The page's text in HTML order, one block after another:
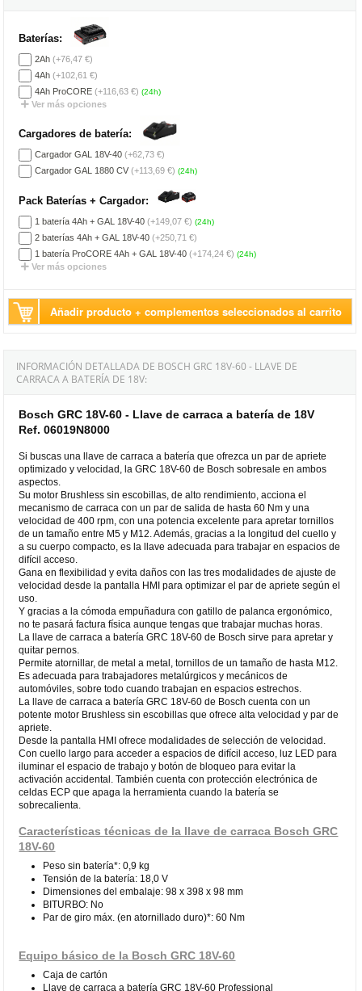
Baterías:
2Ah (+76,47 €)
4Ah (+102,61 €)
4Ah ProCORE (+116,63 €) (24h)
Ver más opciones
Cargadores de batería:
Cargador GAL 18V-40 (+62,73 €)
Cargador GAL 1880 CV (+113,69 €) (24h)
Pack Baterías + Cargador:
1 batería 4Ah + GAL 18V-40 (+149,07 €) (24h)
2 baterías 4Ah + GAL 18V-40 (+250,71 €)
1 batería ProCORE 4Ah + GAL 18V-40 (+174,24 €) (24h)
Ver más opciones
Añadir producto + complementos seleccionados al carrito
INFORMACIÓN DETALLADA DE BOSCH GRC 18V-60 - LLAVE DE
CARRACA A BATERÍA DE 18V:
Bosch GRC 18V-60 - Llave de carraca a batería de 18V
Ref. 06019N8000
Si buscas una llave de carraca a batería que ofrezca un par de apriete
optimizado y velocidad, la GRC 18V-60 de Bosch sobresale en ambos
aspectos.
Su motor Brushless sin escobillas, de alto rendimiento, acciona el
mecanismo de carraca con un par de salida de hasta 60 Nm y una
velocidad de 400 rpm, con una potencia excelente para apretar tornillos
de un tamaño entre M5 y M12. Además, gracias a la longitud del cuello y
a su cuerpo compacto, es la llave adecuada para trabajar en espacios de
difícil acceso.
Gana en flexibilidad y evita daños con las tres modalidades de ajuste de
velocidad desde la pantalla HMI para optimizar el par de apriete según el
uso.
Y gracias a la cómoda empuñadura con gatillo de palanca ergonómico,
no te pasará factura física aunque tengas que trabajar muchas horas.
La llave de carraca a batería GRC 18V-60 de Bosch sirve para apretar y
quitar pernos.
Permite atornillar, de metal a metal, tornillos de un tamaño de hasta M12.
Es adecuada para trabajadores metalúrgicos y mecánicos de
automóviles, sobre todo cuando trabajan en espacios estrechos.
La llave de carraca a batería GRC 18V-60 de Bosch cuenta con un
potente motor Brushless sin escobillas que ofrece alta velocidad y par de
apriete.
Desde la pantalla HMI ofrece modalidades de selección de velocidad.
Con cuello largo para acceder a espacios de difícil acceso, luz LED para
iluminar el espacio de trabajo y botón de bloqueo para evitar la
activación accidental. También cuenta con protección electrónica de
celdas ECP que apaga la herramienta cuando la batería se
sobrecalienta.
Características técnicas de la llave de carraca Bosch GRC
18V-60
Peso sin batería*: 0,9 kg
Tensión de la batería: 18,0 V
Dimensiones del embalaje: 98 x 398 x 98 mm
BITURBO: No
Par de giro máx. (en atornillado duro)*: 60 Nm
Equipo básico de la Bosch GRC 18V-60
Caja de cartón
Llave de carraca a batería GRC 18V-60 Professional